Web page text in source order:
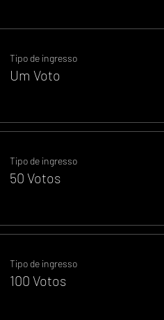
Tipo de ingresso
Um Voto
Tipo de ingresso
50 Votos
Tipo de ingresso
100 Votos